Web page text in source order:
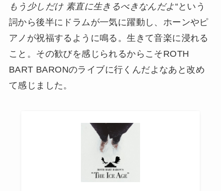
もう少しだけ 素直に生きるべきなんだよ“という
詞から後半にドラムが一気に躍動し、ホーンやピ
アノが祝福するように鳴る。生きて音楽に浸れる
こと。その歓びを感じられるからこそROTH
BART BARONのライブに行くんだよなあと改め
て感じました。